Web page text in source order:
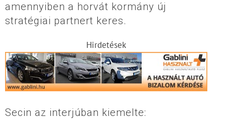
amennyiben a horvát kormány új
stratégiai partnert keres.
Hirdetések
Secin az interjúban kiemelte: